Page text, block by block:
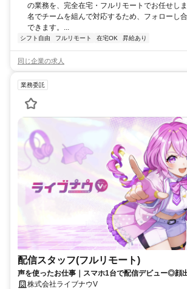
の業務を、完全在宅・フルリモートでお任せし
名でチームを組んで対応するため、フォローし
できます。...
シフト自由 フルリモート 在宅OK 昇給あり
同じ企業の求人
業務委託
配信スタッフ(フルリモート)
声を使ったお仕事｜スマホ1台で配信デビュー◎顔
～OK♪
株式会社ライブナウV